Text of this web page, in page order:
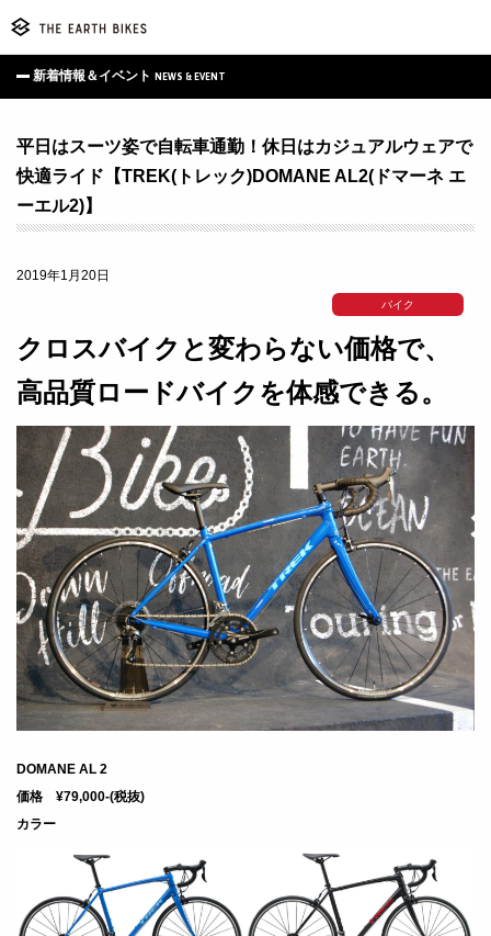
新着情報＆イベント NEWS & EVENT
平日はスーツ姿で自転車通勤！休日はカジュアルウェアで
快適ライド【TREK(トレック)DOMANE AL2(ドマーネ エ
ーエル2)】
2019年1月20日
バイク
クロスバイクと変わらない価格で、
高品質ロードバイクを体感できる。
DOMANE AL 2
価格 ¥79,000-(税抜)
カラー